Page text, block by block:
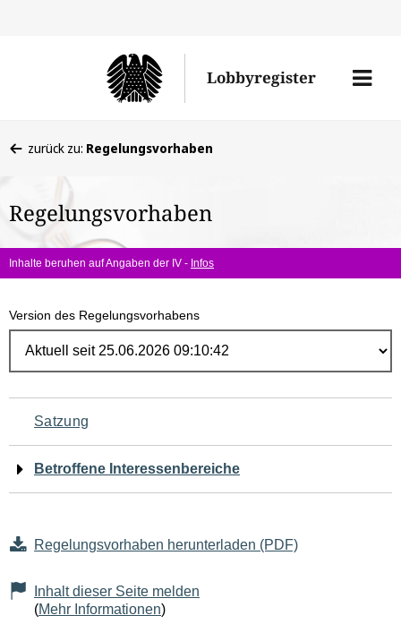
Lobbyregister
Menü
befinden
hier:
zurück zu: Regelungsvorhaben
Regelungsvorhaben
Inhalte beruhen auf Angaben der IV - Infos
Version des Regelungsvorhabens
Navigation
für
den
Seiteninhalt
Satzung
Betroffene Interessenbereiche
Regelungsvorhaben herunterladen (PDF)
Inhalt dieser Seite melden
(Mehr Informationen)